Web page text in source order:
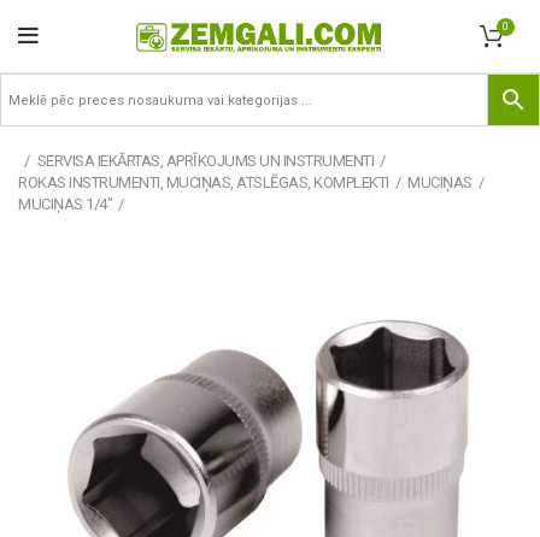
0
SERVISA IEKĀRTAS, APRĪKOJUMS UN INSTRUMENTI
ROKAS INSTRUMENTI, MUCIŅAS, ATSLĒGAS, KOMPLEKTI
MUCIŅAS
MUCIŅAS 1/4"